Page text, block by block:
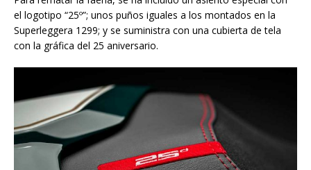
el logotipo “25º”; unos puños iguales a los montados en la
Superleggera 1299; y se suministra con una cubierta de tela
con la gráfica del 25 aniversario.